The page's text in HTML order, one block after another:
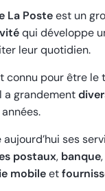
La Posteest un
qui développe
leur quotidien.
connu pour être
a grandement
ses
postaux, banque,
mobileet